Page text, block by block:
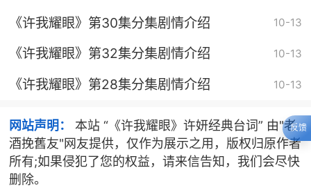
《许我耀眼》第30集分集剧情介绍 10-13
《许我耀眼》第32集分集剧情介绍 10-13
《许我耀眼》第28集分集剧情介绍 10-13
网站声明：
本站 “《许我耀眼》许妍经典台词” 由"老
酒挽舊友"网友提供，仅作为展示之用，版权归原作者
所有;如果侵犯了您的权益，请来信告知，我们会尽快
删除。
反馈